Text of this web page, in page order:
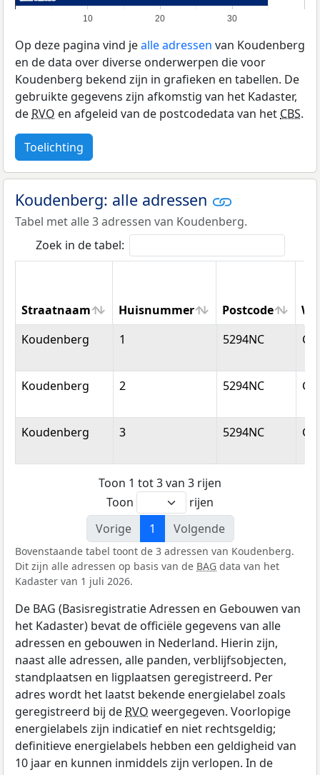
10 20 30
Op deze pagina vind jealle adressen van Koudenberg
en de data over diverse onderwerpen die voor
Koudenberg bekend zijn in grafieken en tabellen. De
gebruikte gegevens zijn afkomstig van het Kadaster,
de RVO en afgeleid van de postcodedata van het CBS.
Toelichting
Koudenberg: alle adressen
Tabel met alle 3 adressen van Koudenberg.
Zoek in de tabel:
Straatnaam Huisnummer Postcode
Straatnaam
Huisnummer Postcode
Koudenberg 1 5294NC
Koudenberg 2 5294NC
Koudenberg 3 5294NC
Toon 1 tot 3 van 3 rijen
Toon
rijen
Vorige
1 Volgende
Bovenstaande tabel toont de 3 adressen van Koudenberg.
Dit zijn alle adressen op basis van de BAG data van het
Kadaster van 1 juli 2026.
De BAG (Basisregistratie Adressen en Gebouwen van
het Kadaster) bevat de officiële gegevens van alle
adressen en gebouwen in Nederland. Hierin zijn,
naast alle adressen, alle panden, verblijfsobjecten,
standplaatsen en ligplaatsen geregistreerd. Per
adres wordt het laatst bekende energielabel zoals
geregistreerd bij de RVO weergegeven. Voorlopige
energielabels zijn indicatief en niet rechtsgeldig;
definitieve energielabels hebben een geldigheid van
10 jaar en kunnen inmiddels zijn verlopen. In de